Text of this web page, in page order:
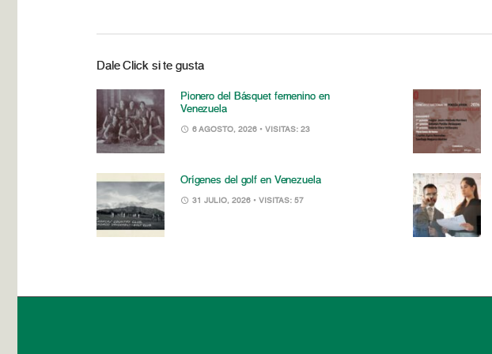
Dale Click si te gusta
Pionero del Básquet femenino en
Venezuela
6 AGOSTO, 2026 • VISITAS: 23
Orígenes del golf en Venezuela
31 JULIO, 2026 • VISITAS: 57